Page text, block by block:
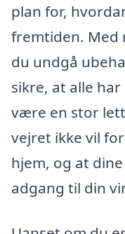
plan for,
fremtiden. Med
du undgå
sikre, at alle
være en stor
vejret ikke vil
hjem, og at
adgang til din